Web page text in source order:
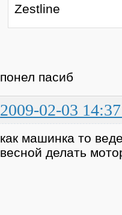
Zestline
понел пасиб
2009-02-03
как машинка то
весной делать